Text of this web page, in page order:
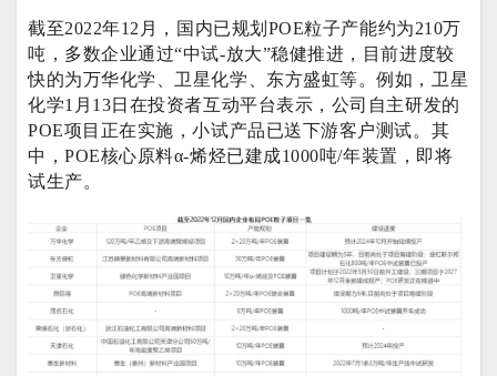
截至2022年12月，国内已规划POE粒子产能约为210万
吨，多数企业通过“中试-放大”稳健推进，目前进度较
快的为万华化学、卫星化学、东方盛虹等。例如，卫星
化学1月13日在投资者互动平台表示，公司自主研发的
POE项目正在实施，小试产品已送下游客户测试。其
中，POE核心原料α-烯烃已建成1000吨/年装置，即将
试生产。